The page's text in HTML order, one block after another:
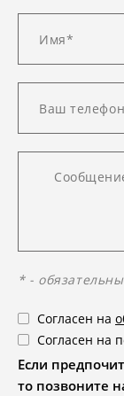
* -
Согласен на
Согласен на
Если
то позвоните